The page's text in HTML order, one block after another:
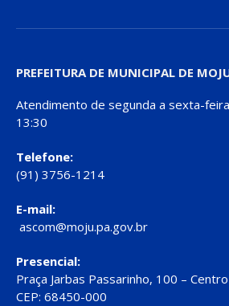
PREFEITURA DE MUNICIPAL DE
Atendimento de segunda a sexta-
13:30
Telefone:
(91) 3756-1214
E-mail:
ascom@moju.pa.gov.br
Presencial:
Praça Jarbas Passarinho, 100 –
CEP: 68450-000